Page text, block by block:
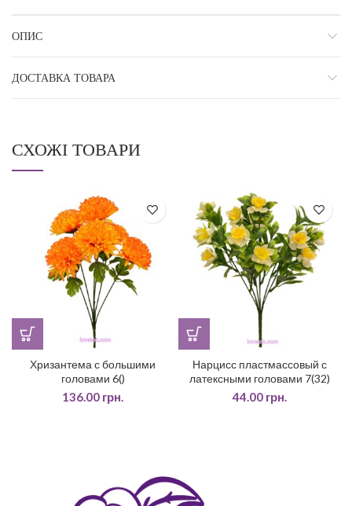
ОПИС
ДОСТАВКА ТОВАРА
СХОЖІ ТОВАРИ
Хризантема с большими
головами 6()
136.00 грн.
Нарцисс пластмассовый с
латексными головами 7(32)
44.00 грн.